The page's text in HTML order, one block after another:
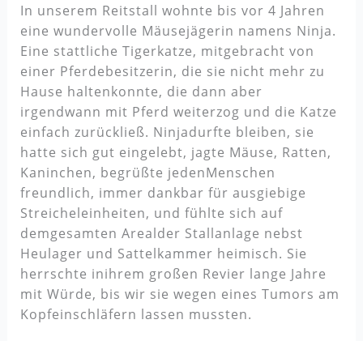
In unserem Reitstall wohnte bis vor 4 Jahren
eine wundervolle Mäusejägerin namens Ninja.
Eine stattliche Tigerkatze, mitgebracht von
einer Pferdebesitzerin, die sie nicht mehr zu
Hause haltenkonnte, die dann aber
irgendwann mit Pferd weiterzog und die Katze
einfach zurückließ. Ninjadurfte bleiben, sie
hatte sich gut eingelebt, jagte Mäuse, Ratten,
Kaninchen, begrüßte jedenMenschen
freundlich, immer dankbar für ausgiebige
Streicheleinheiten, und fühlte sich auf
demgesamten Arealder Stallanlage nebst
Heulager und Sattelkammer heimisch. Sie
herrschte inihrem großen Revier lange Jahre
mit Würde, bis wir sie wegen eines Tumors am
Kopfeinschläfern lassen mussten.